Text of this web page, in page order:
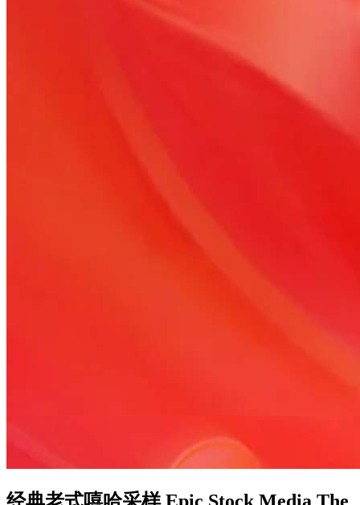
经典老式嘻哈采样 Epic Stock Media The